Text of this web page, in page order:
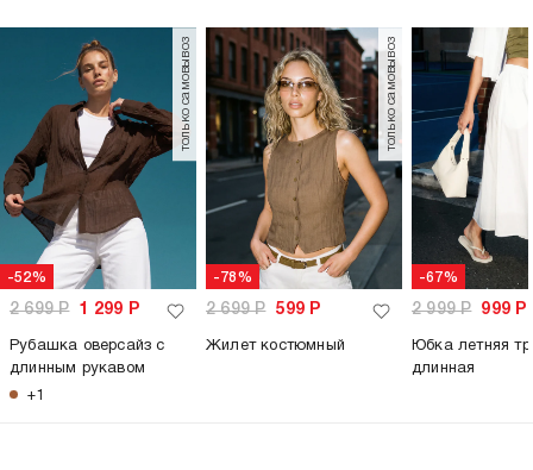
-52%
только самовывоз
2 699Р 1 299 Р
Рубашка оверсайз с
длинным рукавом
+1
-78%
только самовывоз
2 699Р 599 Р
Жилет костюмный
-67%
2 999Р 999 Р
Юбка летняя
длинная